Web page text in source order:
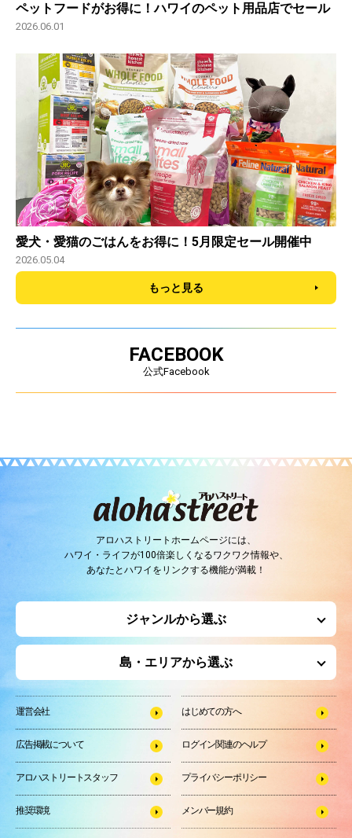
ペットフードがお得に！ハワイのペット用品店でセール
2026.06.01
愛犬・愛猫のごはんをお得に！5月限定セール開催中
2026.05.04
もっと見る
FACEBOOK
公式Facebook
アロハストリートホームページには、
ハワイ・ライフが100倍楽しくなるワクワク情報や、
あなたとハワイをリンクする機能が満載！
ジャンルから選ぶ
島・エリアから選ぶ
運営会社 はじめての方へ
広告掲載について ログイン関連のヘルプ
アロハストリートスタッフ プライバシーポリシー
推奨環境 メンバー規約